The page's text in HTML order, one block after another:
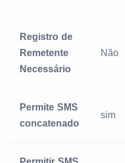
Registro de
Remetente
Necessário
Não
Permite SMS
concatenado
sim